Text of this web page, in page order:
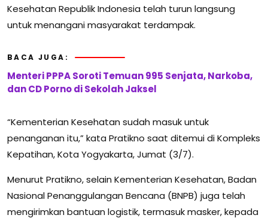
Kesehatan Republik Indonesia telah turun langsung
untuk menangani masyarakat terdampak.
BACA JUGA:
Menteri PPPA Soroti Temuan 995 Senjata, Narkoba,
dan CD Porno di Sekolah Jaksel
“Kementerian Kesehatan sudah masuk untuk
penanganan itu,” kata Pratikno saat ditemui di Kompleks
Kepatihan, Kota Yogyakarta, Jumat (3/7).
Menurut Pratikno, selain Kementerian Kesehatan, Badan
Nasional Penanggulangan Bencana (BNPB) juga telah
mengirimkan bantuan logistik, termasuk masker, kepada